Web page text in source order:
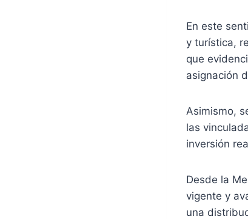
En este
y turística,
que
asignación
Asimismo,
las
inversión
Desde la
vigente y
una